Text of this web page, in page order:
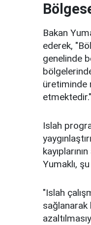
Bakan
ederek,
genelinde
üretiminde
Islah
Yumaklı,
"Islah
sağlanarak